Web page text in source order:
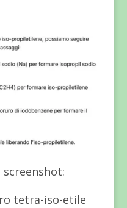
screenshot:
tetra-iso-etile